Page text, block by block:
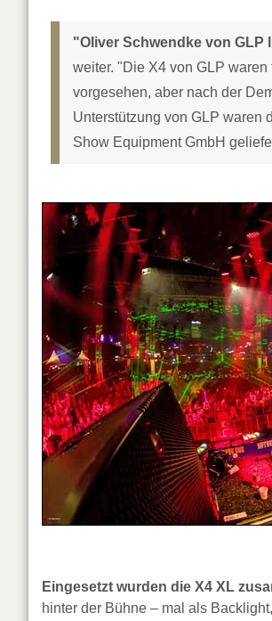
"Oliver Schwendke von GLP
weiter. "Die X4 von GLP
vorgesehen, aber nach der
Unterstützung von GLP waren
Show Equipment GmbH
Eingesetzt wurden die X4 XL
hinter der Bühne – mal als